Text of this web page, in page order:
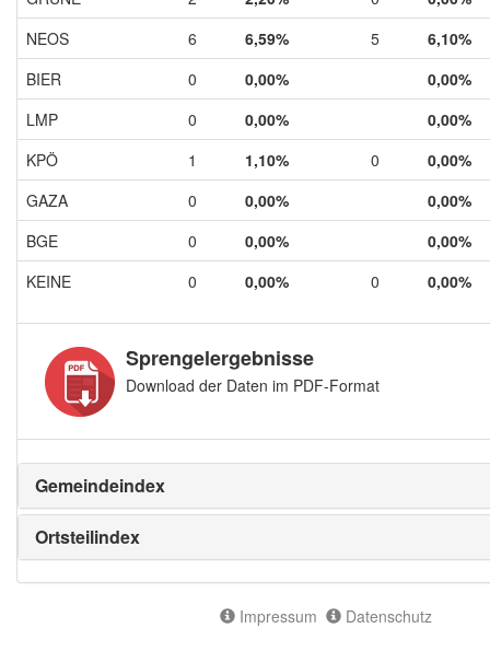
NEOS
6 6,59% 5
6,10%
BIER
0 0,00%
0,00%
LMP
0 0,00%
0,00%
KPÖ
1 1,10% 0
0,00%
GAZA
0 0,00%
0,00%
BGE
0 0,00%
0,00%
KEINE
0 0,00% 0 0,00%
Sprengelergebnisse
Download der Daten im PDF-Format
Gemeindeindex
Ortsteilindex
Impressum Datenschutz